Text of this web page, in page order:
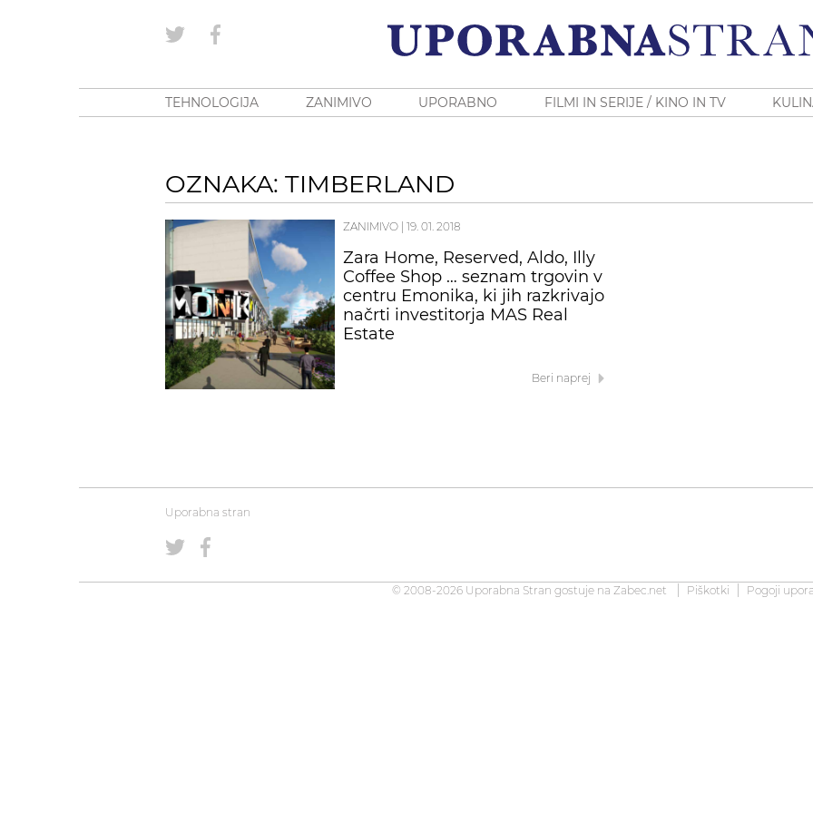
TEHNOLOGIJA ZANIMIVO UPORABNO FILMI IN SERIJE / KINO IN TV
OZNAKA: TIMBERLAND
ZANIMIVO 19. 01. 2018
Zara Home, Reserved, Aldo, Illy
Coffee Shop … seznam trgovin v
centru Emonika, ki jih razkrivajo
načrti investitorja MAS Real
Estate
Beri naprej
Uporabna stran
© 2008-2026 Uporabna Stran gostuje na Zabec.net Piškotki Pogoji